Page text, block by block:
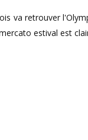
va retrouver
estival est